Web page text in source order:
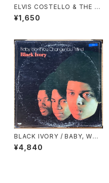
ELVIS COSTELLO & THE A
TTRACTIONS / A: PUMP IT
UP / B: BIG TEARS
¥1,650
BLACK IVORY / BABY, WO
N’T YOU CHANGE YOUR MI
ND
¥4,840